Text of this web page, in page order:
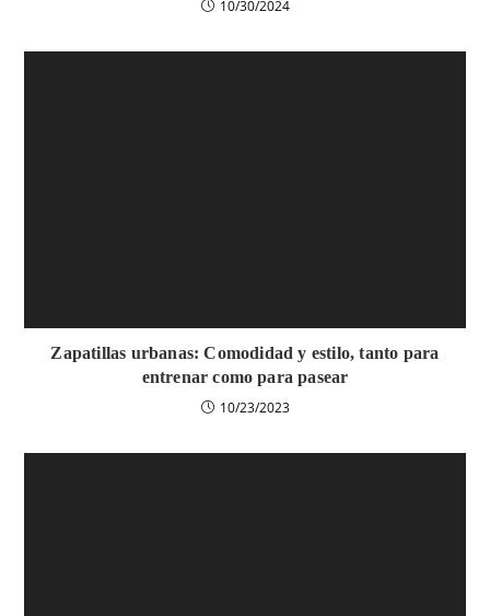
10/30/2024
Zapatillas urbanas: Comodidad y estilo, tanto para
entrenar como para pasear
10/23/2023